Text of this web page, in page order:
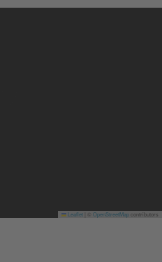
Leaflet OpenStreetMapcontributors